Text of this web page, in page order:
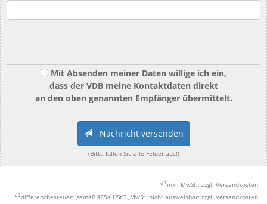
Mit Absenden meiner Daten willige ich ein,
dass der VDB meine Kontaktdaten direkt
an den oben genannten Empfänger übermittelt.
Nachricht versenden
(Bitte füllen Sie alle Felder aus!)
* 1 inkl. MwSt.; zzgl. Versandkosten
*2differenzbesteuert gemäß §25a UStG.;MwSt. nicht ausweisbar; zzgl. Versandkosten